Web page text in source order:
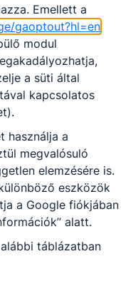
Emellett a
gaoptout?hl=en
modul
a süti által
kapcsolatos
használja a
megvalósuló
elemzésére is.
eszközök
a Google fiókjában
alatt.
táblázatban